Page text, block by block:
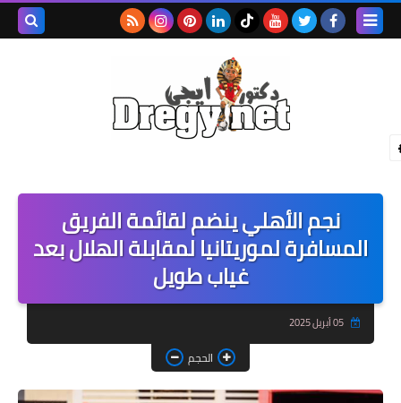
نجم الأهلي ينضم لقائمة الفريق
المسافرة لموريتانيا لمقابلة الهلال بعد
غياب طويل
05 أبريل 2025
الحجم